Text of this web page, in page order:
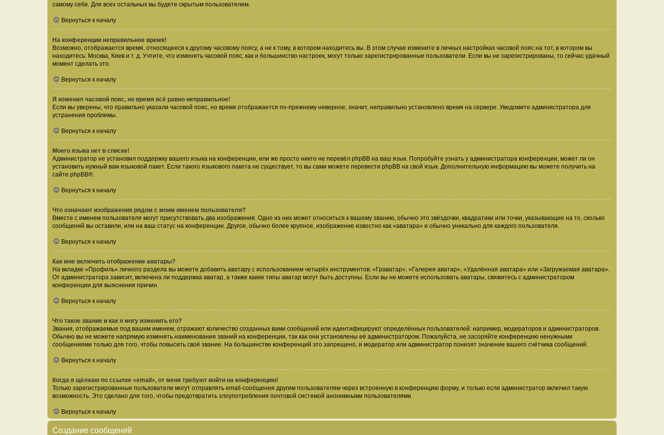
самому себе. Для всех остальных вы будете скрытым пользователем.
Вернуться к началу
На конференции неправильное время!
Возможно, отображается время, относящееся к другому часовому поясу, а не к тому, в котором находитесь вы. В этом случае измените в личных настройках часовой пояс на тот, в котором вы
находитесь: Москва, Киев и т. д. Учтите, что изменять часовой пояс, как и большинство настроек, могут только зарегистрированные пользователи. Если вы не зарегистрированы, то сейчас удачный
момент сделать это.
Вернуться к началу
Я изменил часовой пояс, но время всё равно неправильное!
Если вы уверены, что правильно указали часовой пояс, но время отображается по-прежнему неверное, значит, неправильно установлено время на сервере. Уведомите администратора для
устранения проблемы.
Вернуться к началу
Моего языка нет в списке!
Администратор не установил поддержку вашего языка на конференции, или же просто никто не перевёл phpBB на ваш язык. Попробуйте узнать у администратора конференции, может ли он
установить нужный вам языковой пакет. Если такого языкового пакета не существует, то вы сами можете перевести phpBB на свой язык. Дополнительную информацию вы можете получить на
сайте phpBB®.
Вернуться к началу
Что означают изображения рядом с моим именем пользователя?
Вместе с именем пользователя могут присутствовать два изображения. Одно из них может относиться к вашему званию, обычно это звёздочки, квадратики или точки, указывающие на то, сколько
сообщений вы оставили, или на ваш статус на конференции. Другое, обычно более крупное, изображение известно как «аватара» и обычно уникально для каждого пользователя.
Вернуться к началу
Как мне включить отображение аватары?
На вкладке «Профиль» личного раздела вы можете добавить аватару с использованием четырёх инструментов: «Граватар», «Галерея аватар», «Удалённая аватара» или «Загружаемая аватара».
От администратора зависит, включена ли поддержка аватар, а также какие типы аватар могут быть доступны. Если вы не можете использовать аватары, свяжитесь с администратором
конференции для выяснения причин.
Вернуться к началу
Что такое звание и как я могу изменить его?
Звания, отображаемые под вашим именем, отражают количество созданных вами сообщений или идентифицируют определённых пользователей: например, модераторов и администраторов.
Обычно вы не можете напрямую изменять наименования званий на конференции, так как они установлены её администратором. Пожалуйста, не засоряйте конференцию ненужными
сообщениями только для того, чтобы повысить своё звание. На большинстве конференций это запрещено, и модератор или администратор понизят значение вашего счётчика сообщений.
Вернуться к началу
Когда я щёлкаю по ссылке «email», от меня требуют войти на конференцию!
Только зарегистрированные пользователи могут отправлять email-сообщения другим пользователям через встроенную в конференцию форму, и только если администратор включил такую
возможность. Это сделано для того, чтобы предотвратить злоупотребления почтовой системой анонимными пользователями.
Вернуться к началу
Создание сообщений